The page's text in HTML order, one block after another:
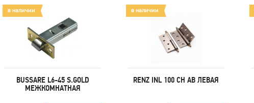
в наличии
BUSSARE L6-45 S.GOLD
МЕЖКОМНАТНАЯ
в наличии
RENZ INL 100 CH AB ЛЕВАЯ